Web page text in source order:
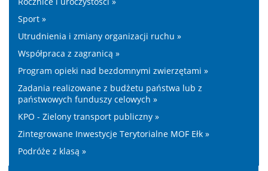
Sport »
Utrudnienia i zmiany organizacji ruchu »
Współpraca z zagranicą »
Program opieki nad bezdomnymi zwierzętami »
Zadania realizowane z budżetu państwa lub z
państwowych funduszy celowych »
KPO - Zielony transport publiczny »
Zintegrowane Inwestycje Terytorialne MOF Ełk »
Podróże z klasą »